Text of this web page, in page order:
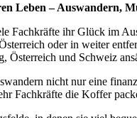
Leben – Auswandern,
Fachkräfte ihr Glück im
oder in weiter
Österreich und Schweiz
nicht nur eine
Fachkräfte die Koffer